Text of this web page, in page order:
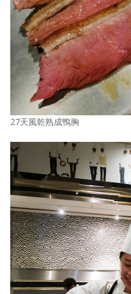
27天風乾熟成鴨胸